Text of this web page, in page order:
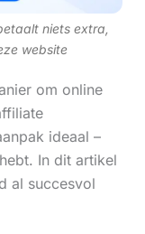
niets extra,
website
om online
ideaal –
In dit artikel
al succesvol